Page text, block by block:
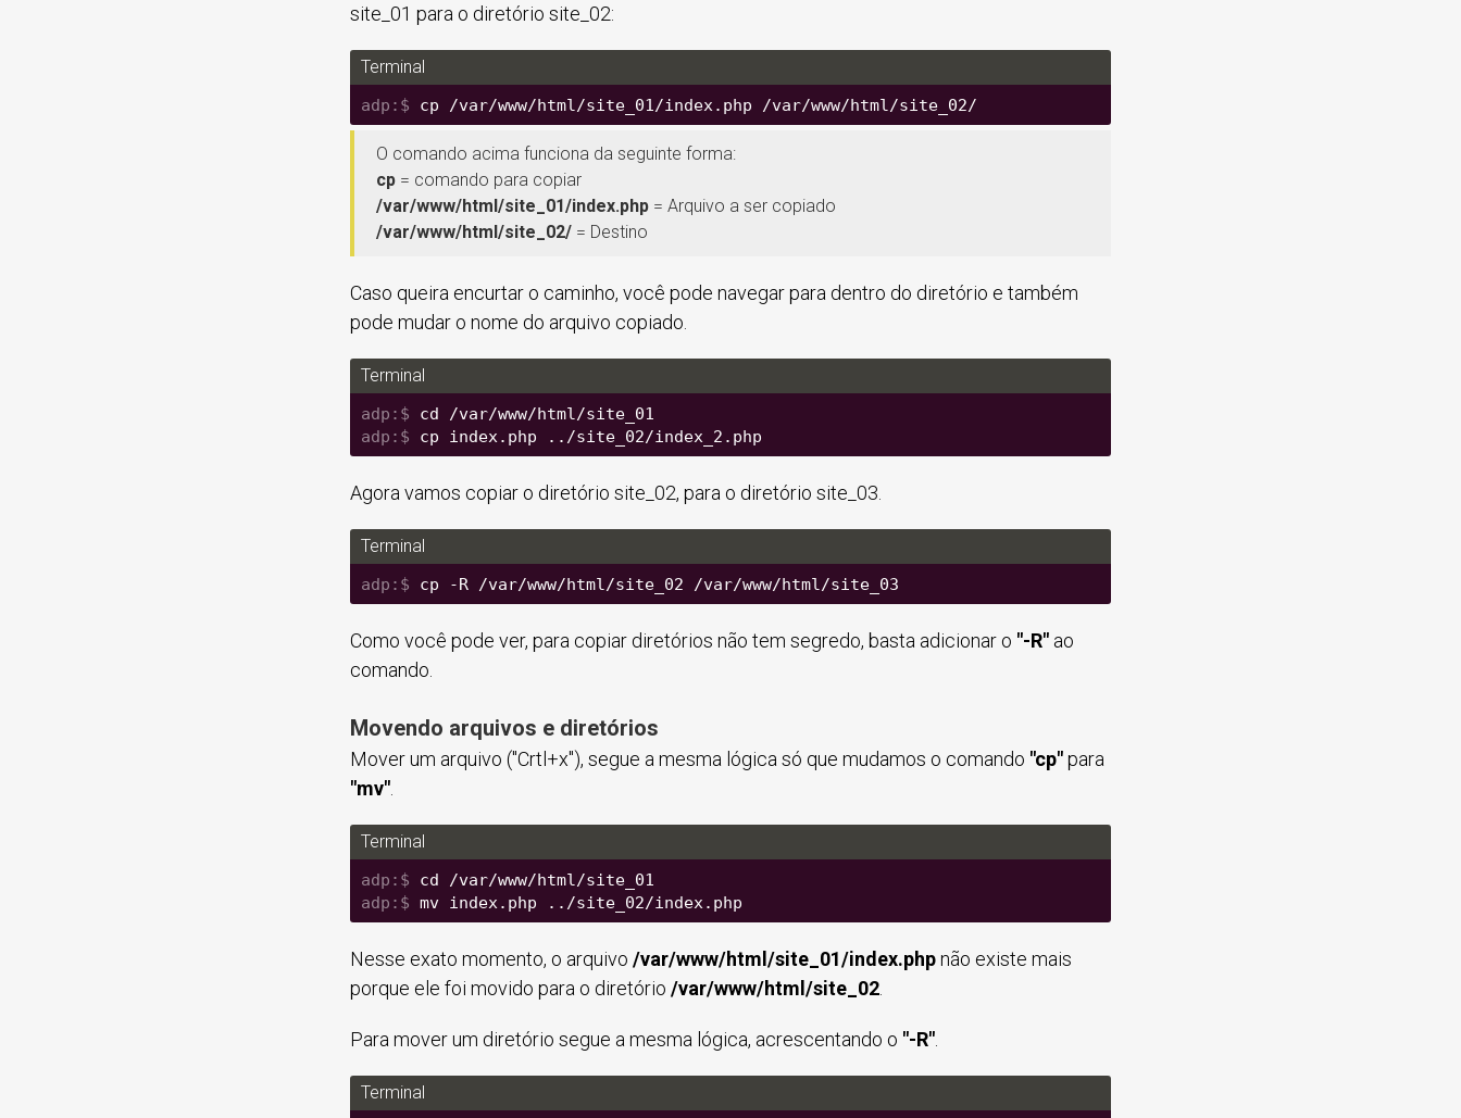
site_01 para o diretório site_02:
Terminal
cp /var/www/html/site_01/index.php /var/www/html/site_02/
O comando acima funciona da seguinte forma:
cp = comando para copiar
/var/www/html/site_01/index.php = Arquivo a ser copiado
/var/www/html/site_02/ = Destino
Caso queira encurtar o caminho, você pode navegar para dentro do diretório e também
pode mudar o nome do arquivo copiado.
Terminal
cd /var/www/html/site_01
cp index.php ../site_02/index_2.php
Agora vamos copiar o diretório site_02, para o diretório site_03.
Terminal
cp -R /var/www/html/site_02 /var/www/html/site_03
Como você pode ver, para copiar diretórios não tem segredo, basta adicionar o "-R" ao
comando.
Movendo arquivos e diretórios
Mover um arquivo ("Crtl+x"), segue a mesma lógica só que mudamos o comando "cp"para
"mv"
Terminal
cd /var/www/html/site_01
mv index.php ../site_02/index.php
Nesse exato momento, o arquivo /var/www/html/site_01/index.phpnão existe mais
porque ele foi movido para o diretório /var/www/html/site_02
Para mover um diretório segue a mesma lógica, acrescentando o "-R"
Terminal